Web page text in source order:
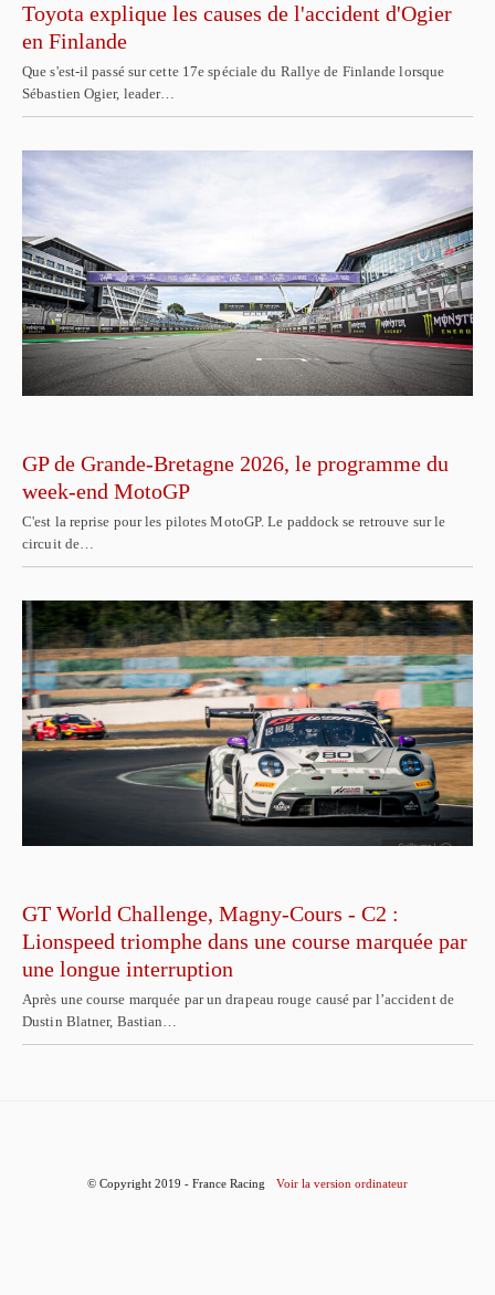
Toyota explique les causes de l'accident d'Ogier
en Finlande
Que s'est-il passé sur cette 17e spéciale du Rallye de Finlande lorsque
Sébastien Ogier, leader…
GP de Grande-Bretagne 2026, le programme du
week-end MotoGP
C'est la reprise pour les pilotes MotoGP. Le paddock se retrouve sur le
circuit de…
GT World Challenge, Magny-Cours - C2 :
Lionspeed triomphe dans une course marquée par
une longue interruption
Après une course marquée par un drapeau rouge causé par l’accident de
Dustin Blatner, Bastian…
© Copyright 2019 - France Racing Voir la version ordinateur